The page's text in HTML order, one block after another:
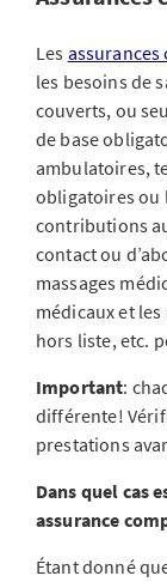
Les
les besoins de
couverts, ou
de base
ambulatoires,
obligatoires ou
contributions
contact ou
massages
médicaux et
hors liste, etc.
Important:
différente!
prestations
Dans quel cas
assurance
Étant donné